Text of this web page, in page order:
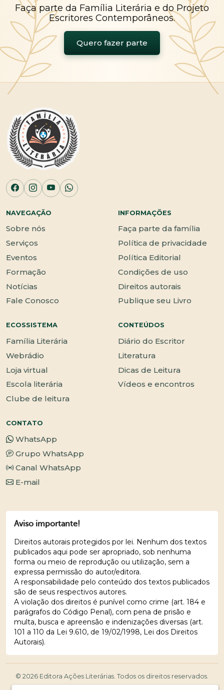
Faça parte da Família Literária e do Projeto
Escritores Contemporâneos.
Quero fazer parte
NAVEGAÇÃO
Sobre nós
Serviços
Eventos
Formação
Notícias
Fale Conosco
INFORMAÇÕES
Faça parte da família
Política de privacidade
Política Editorial
Condições de uso
Direitos autorais
Publique seu Livro
ECOSSISTEMA
Família Literária
Webrádio
Loja virtual
Escola literária
Clube de leitura
CONTEÚDOS
Diário do Escritor
Literatura
Dicas de Leitura
Vídeos e encontros
CONTATO
WhatsApp
Grupo WhatsApp
Canal WhatsApp
E-mail
Aviso importante!
Direitos autorais protegidos por lei. Nenhum dos textos
publicados aqui pode ser apropriado, sob nenhuma
forma ou meio de reprodução ou utilização, sem a
expressa permissão do autor/editora.
A responsabilidade pelo conteúdo dos textos publicados
são de seus respectivos autores.
A violação dos direitos é punível como crime (art. 184 e
parágrafos do Código Penal), com pena de prisão e
multa, busca e apreensão e indenizações diversas (art.
101 a 110 da Lei 9.610, de 19/02/1998, Lei dos Direitos
Autorais).
© 2026 Editora Ações Literárias. Todos os direitos reservados.